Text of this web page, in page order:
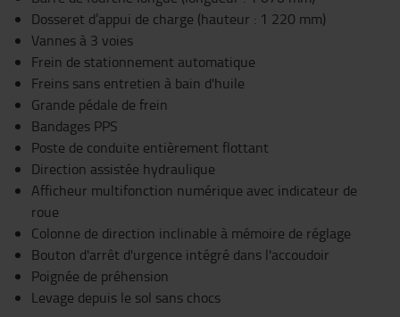
Dosseret d’appui de charge (hauteur : 1 220 mm)
Vannes à 3 voies
Frein de stationnement automatique
Freins sans entretien à bain d'huile
Grande pédale de frein
Bandages PPS
Poste de conduite entièrement flottant
Direction assistée hydraulique
Afficheur multifonction numérique avec indicateur de
roue
Colonne de direction inclinable à mémoire de réglage
Bouton d'arrêt d'urgence intégré dans l'accoudoir
Poignée de préhension
Levage depuis le sol sans chocs